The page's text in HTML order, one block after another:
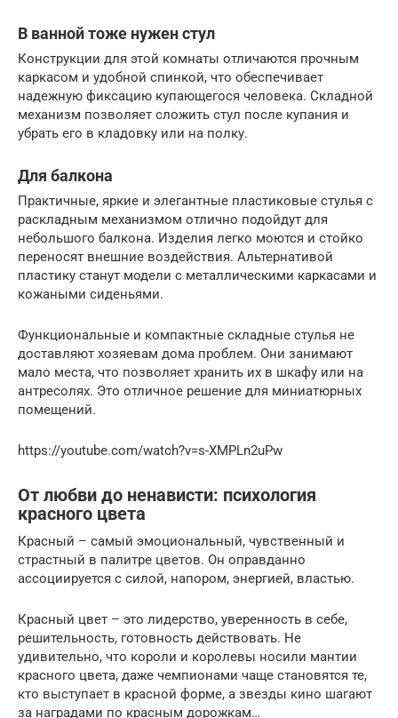
В ванной тоже нужен стул
Конструкции для этой комнаты отличаются прочным
каркасом и удобной спинкой, что обеспечивает
надежную фиксацию купающегося человека. Складной
механизм позволяет сложить стул после купания и
убрать его в кладовку или на полку.
Для балкона
Практичные, яркие и элегантные пластиковые стулья с
раскладным механизмом отлично подойдут для
небольшого балкона. Изделия легко моются и стойко
переносят внешние воздействия. Альтернативой
пластику станут модели с металлическими каркасами и
кожаными сиденьями.
Функциональные и компактные складные стулья не
доставляют хозяевам дома проблем. Они занимают
мало места, что позволяет хранить их в шкафу или на
антресолях. Это отличное решение для миниатюрных
помещений.
https://youtube.com/watch?v=s-XMPLn2uPw
От любви до ненависти: психология
красного цвета
Красный – самый эмоциональный, чувственный и
страстный в палитре цветов. Он оправданно
ассоциируется с силой, напором, энергией, властью.
Красный цвет – это лидерство, уверенность в себе,
решительность, готовность действовать. Не
удивительно, что короли и королевы носили мантии
красного цвета, даже чемпионами чаще становятся те,
кто выступает в красной форме, а звезды кино шагают
за наградами по красным дорожкам…